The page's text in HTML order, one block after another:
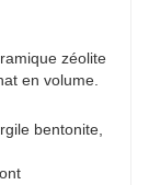
zéolite
en volume.
bentonite,